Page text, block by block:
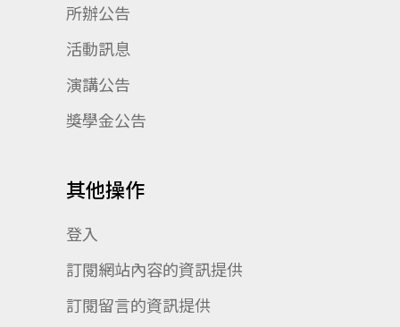
所辦公告
活動訊息
演講公告
獎學金公告
其他操作
登入
訂閱網站內容的資訊提供
訂閱留言的資訊提供